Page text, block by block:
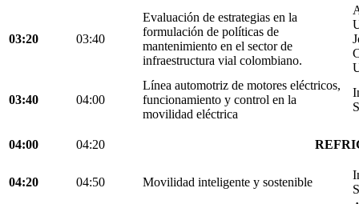
03:20 03:40
Evaluación de estrategias en la
formulación de políticas de
mantenimiento en el sector de
infraestructura vial colombiano.
03:40 04:00
Línea automotriz de motores eléctricos,
funcionamiento y control en la
movilidad eléctrica
04:00 04:20
04:20 04:50 Movilidad inteligente y sostenible